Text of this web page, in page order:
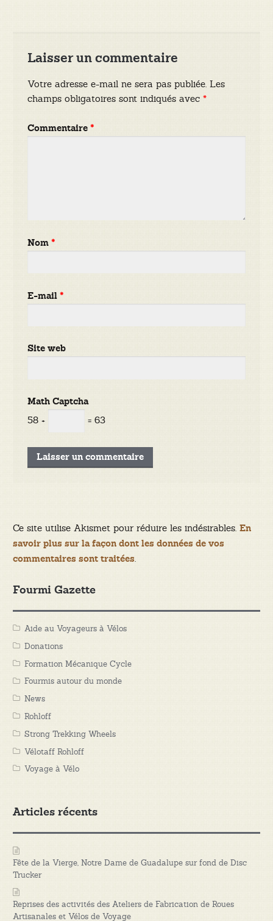
Laisser un commentaire
Votre adresse e-mail ne sera pas publiée. Les
champs obligatoires sont indiqués avec*
Commentaire*
Nom*
E-mail*
Site web
Math Captcha
58 +
= 63
Ce site utilise Akismet pour réduire les indésirables. En
savoir plus sur la façon dont les données de vos
commentaires sont traitées.
Fourmi Gazette
Aide au Voyageurs à Vélos
Donations
Formation Mécanique Cycle
Fourmis autour du monde
News
Rohloff
Strong Trekking Wheels
Vélotaff Rohloff
Voyage à Vélo
Articles récents
Fête de la Vierge, Notre Dame de Guadalupe sur fond de Disc
Trucker
Reprises des activités des Ateliers de Fabrication de Roues
Artisanales et Vélos de Voyage